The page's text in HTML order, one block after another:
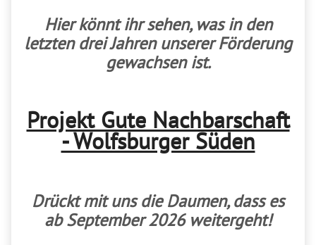
Hier könnt ihr sehen, was in den
letzten drei Jahren unserer Förderung
gewachsen ist.
Projekt Gute Nachbarschaft
- Wolfsburger Süden
Drückt mit uns die Daumen, dass es
ab September 2026 weitergeht!